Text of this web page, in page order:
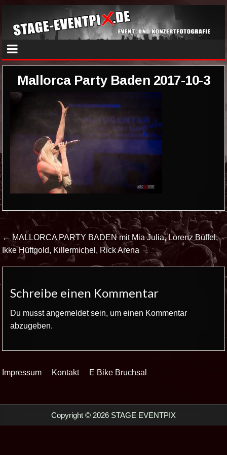
Mallorca Party Baden 2017-10-3
Beitrags-
Navigation
← MALLORCA PARTY BADEN mit Mia Julia, Lorenz Büffel,
Ikke Hüftgold, Killermichel, Rick Arena
Schreibe einen Kommentar
Du musstangemeldetsein, um einen Kommentar
abzugeben.
Impressum Kontakt E Bike Bruchsal
Copyright © 2026 STAGE EVENTPIX